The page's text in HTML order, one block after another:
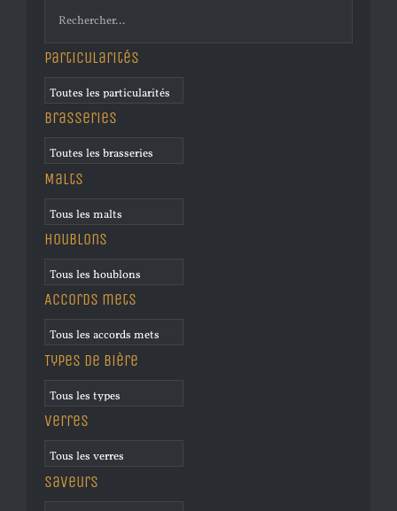
Particularités
Brasseries
Malts
Houblons
Accords mets
Types de bière
Verres
Saveurs